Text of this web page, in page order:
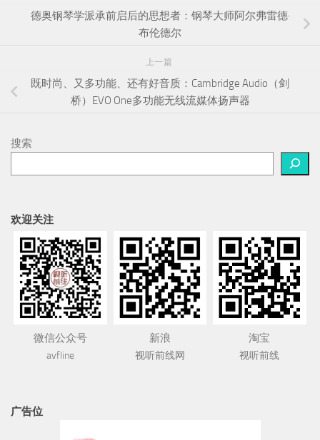
德奥钢琴学派承前启后的思想者：钢琴大师阿尔弗雷德·
布伦德尔
上一篇
既时尚、又多功能、还有好音质：Cambridge Audio（剑
桥）EVO One多功能无线流媒体扬声器
搜索
欢迎关注
微信公众号
avfline
新浪
视听前线网
淘宝
视听前线
广告位